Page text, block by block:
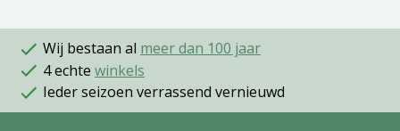
Wij bestaan al meer dan 100 jaar
4 echte winkels
Ieder seizoen verrassend vernieuwd